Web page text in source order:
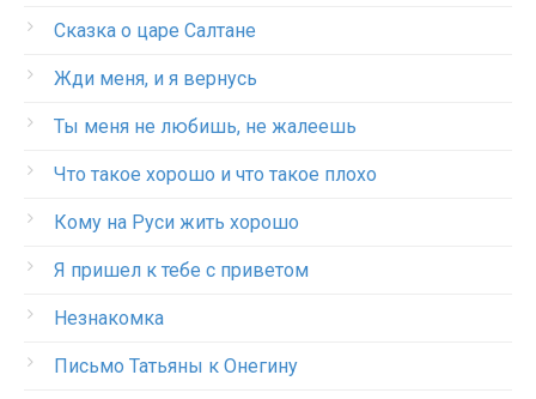
Сказка о царе Салтане
Жди меня, и я вернусь
Ты меня не любишь, не жалеешь
Что такое хорошо и что такое плохо
Кому на Руси жить хорошо
Я пришел к тебе с приветом
Незнакомка
Письмо Татьяны к Онегину